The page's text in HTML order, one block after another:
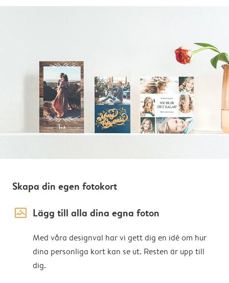
Skapa din egen fotokort
image_placeholder Lägg till alla dina egna foton
Med våra designval har vi gett dig en idé om hur
dina personliga kort kan se ut. Resten är upp till
dig.